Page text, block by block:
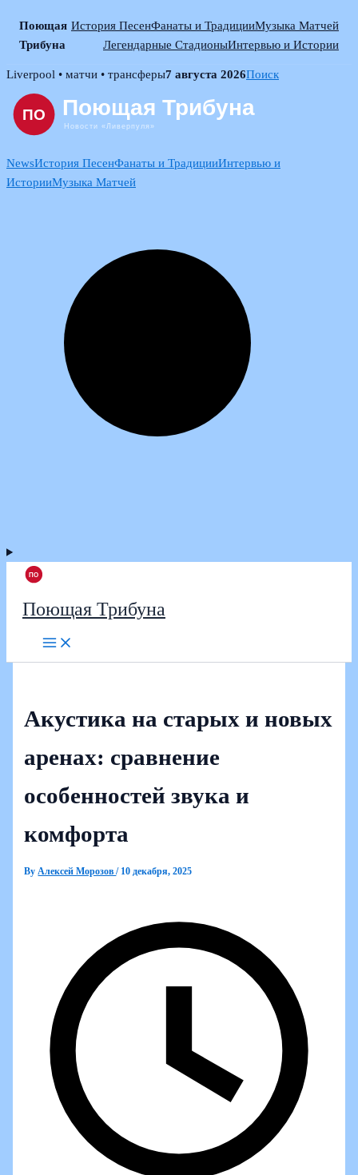
Поющая
Трибуна
История ПесенФанаты и ТрадицииМузыка Матчей
Легендарные СтадионыИнтервью и Истории
Skip
content
Liverpool • матчи • трансферы7 августа 2026Поиск
NewsИстория ПесенФанаты и ТрадицииИнтервью и
ИсторииМузыка Матчей
Поющая Трибуна
Акустика на старых и новых
аренах: сравнение
особенностей звука и
комфорта
ByАлексей Морозов/ 10 декабря, 2025